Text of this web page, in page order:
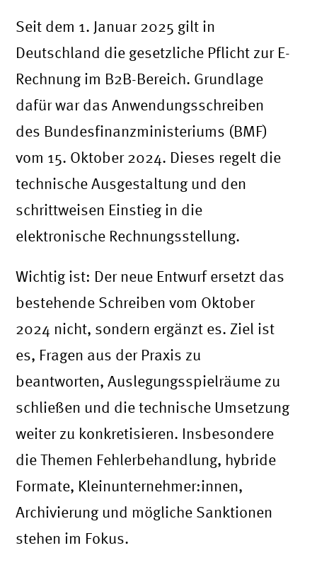
Seit dem 1. Januar 2025 gilt in
Deutschland die gesetzliche Pflicht zur E-
Rechnung im B2B-Bereich. Grundlage
dafür war das Anwendungsschreiben
des Bundesfinanzministeriums (BMF)
vom 15. Oktober 2024. Dieses regelt die
technische Ausgestaltung und den
schrittweisen Einstieg in die
elektronische Rechnungsstellung.
Wichtig ist: Der neue Entwurf ersetzt das
bestehende Schreiben vom Oktober
2024 nicht, sondern ergänzt es. Ziel ist
es, Fragen aus der Praxis zu
beantworten, Auslegungsspielräume zu
schließen und die technische Umsetzung
weiter zu konkretisieren. Insbesondere
die Themen Fehlerbehandlung, hybride
Formate, Kleinunternehmer:innen,
Archivierung und mögliche Sanktionen
stehen im Fokus.